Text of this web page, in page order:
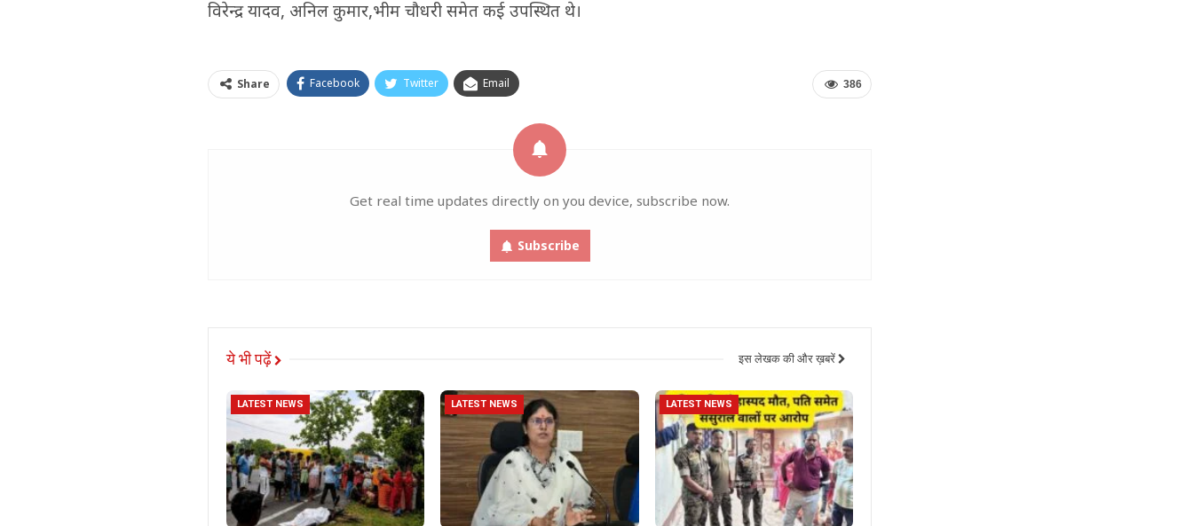
विरेन्द्र यादव, अनिल कुमार,भीम चौधरी समेत कई उपस्थित थे।
386
Share Facebook Twitter Email
Get real time updates directly on you device, subscribe now.
Subscribe
ये भी पढ़ें इस लेखक की और ख़बरें
LATEST NEWS LATEST NEWS LATEST NEWS